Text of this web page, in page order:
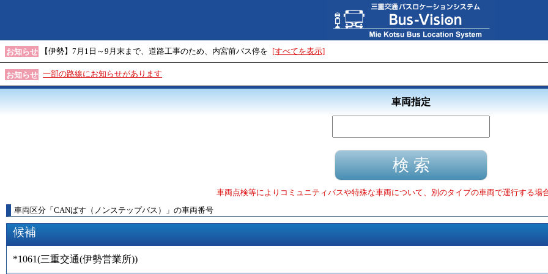
お知らせ 【伊勢】7月1日～9月末まで、道路工事のため、内宮前バス停を [すべてを表示]
お知らせ 一部の路線にお知らせがあります
車両指定
車両点検等によりコミュニティバスや特殊な車両について、別のタイプの車両で運行する場
車両区分 「 CANばす（ノンステップバス） 」 の車両番号
候補
*1061(三重交通(伊勢営業所))